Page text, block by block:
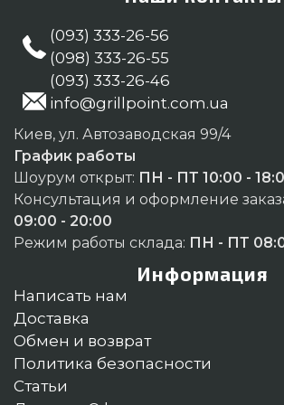
(093) 333-26-56
(098) 333-26-55
(093) 333-26-46
info@grillpoint.com.ua
Киев, ул. Автозаводская 99/4
График работы
Шоурум открыт: ПН - ПТ 10:00 -
Консультация и оформление
09:00 - 20:00
Режим работы склада: ПН - ПТ
Информация
Написать нам
Доставка
Обмен и возврат
Политика безопасности
Статьи